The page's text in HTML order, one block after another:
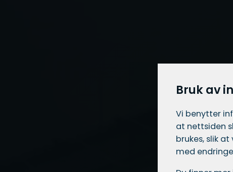
Bruk av
Vi benytter
at nettsiden
brukes, slik
med